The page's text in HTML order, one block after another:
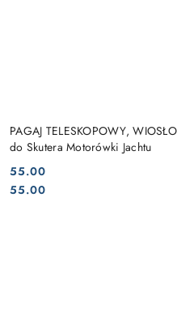
PAGAJ TELESKOPOWY,
do Skutera Motorówki Jachtu
Cena:
55.00
Cena:
55.00